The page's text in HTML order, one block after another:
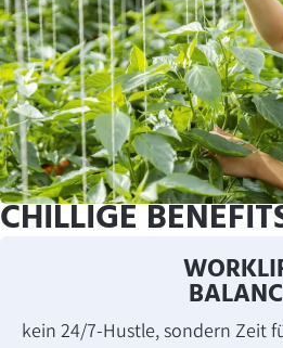
CHILLIGE
kein 24/7-Hustle, sondern Zeit